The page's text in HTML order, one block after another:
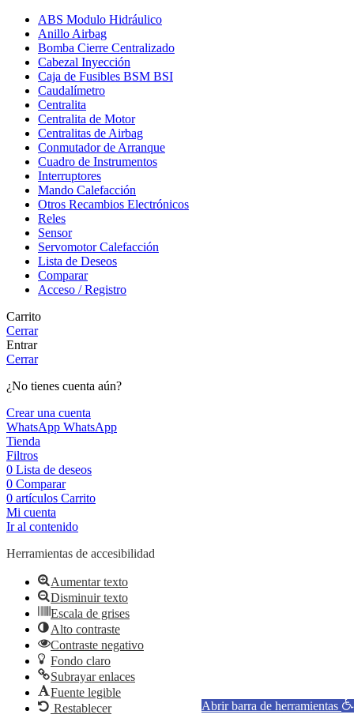
ABS Modulo Hidráulico
Anillo Airbag
Bomba Cierre Centralizado
Cabezal Inyección
Caja de Fusibles BSM BSI
Caudalímetro
Centralita
Centralita de Motor
Centralitas de Airbag
Conmutador de Arranque
Cuadro de Instrumentos
Interruptores
Mando Calefacción
Otros Recambios Electrónicos
Reles
Sensor
Servomotor Calefacción
Lista de Deseos
Comparar
Acceso / Registro
Carrito
Cerrar
Entrar
Cerrar
¿No tienes cuenta aún?
Crear una cuenta
WhatsApp WhatsApp
Tienda
Filtros
0 Lista de deseos
0 Comparar
0 artículos Carrito
Mi cuenta
Ir al contenido
Abrir barra de herramientas
Herramientas de accesibilidad
Aumentar texto
Disminuir texto
Escala de grises
Alto contraste
Contraste negativo
Fondo claro
Subrayar enlaces
Fuente legible
Restablecer